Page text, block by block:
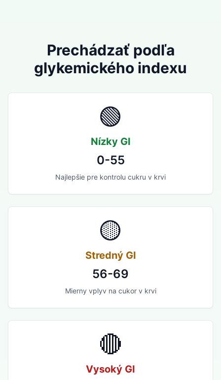
Prechádzať podľa
glykemického indexu
🟢
Nízky GI
0-55
Najlepšie pre kontrolu cukru v krvi
🟡
Stredný GI
56-69
Mierny vplyv na cukor v krvi
🔴
Vysoký GI